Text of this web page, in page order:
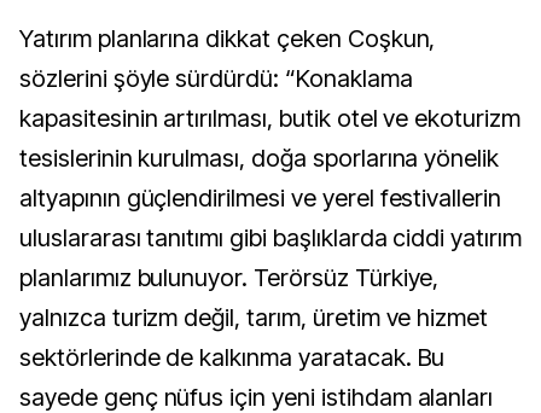
Yatırım planlarına dikkat çeken Coşkun,
sözlerini şöyle sürdürdü: “Konaklama
kapasitesinin artırılması, butik otel ve ekoturizm
tesislerinin kurulması, doğa sporlarına yönelik
altyapının güçlendirilmesi ve yerel festivallerin
uluslararası tanıtımı gibi başlıklarda ciddi yatırım
planlarımız bulunuyor. Terörsüz Türkiye,
yalnızca turizm değil, tarım, üretim ve hizmet
sektörlerinde de kalkınma yaratacak. Bu
sayede genç nüfus için yeni istihdam alanları